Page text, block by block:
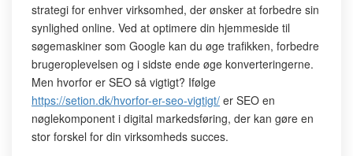
strategi for enhver virksomhed, der ønsker at forbedre sin
synlighed online. Ved at optimere din hjemmeside til
søgemaskiner som Google kan du øge trafikken, forbedre
brugeroplevelsen og i sidste ende øge konverteringerne.
Men hvorfor er SEO så vigtigt? Ifølge
https://setion.dk/hvorfor-er-seo-vigtigt/ er SEO en
nøglekomponent i digital markedsføring, der kan gøre en
stor forskel for din virksomheds succes.